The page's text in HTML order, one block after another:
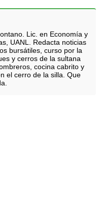
Lic. en Economía y
UANL. Redacta noticias
bursátiles, curso por la
y cerros de la sultana
cocina cabrito y
el cerro de la silla. Que